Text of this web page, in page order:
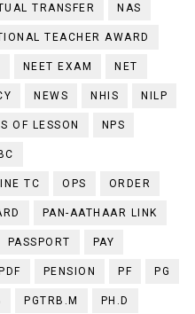
TRANSFER NAS
TEACHER AWARD
NEET EXAM NET
NEWS NHIS NILP
OF LESSON NPS
TC OPS ORDER
PAN-AATHAAR LINK
PASSPORT PAY
PENSION PF PG
PGTRB.M PH.D